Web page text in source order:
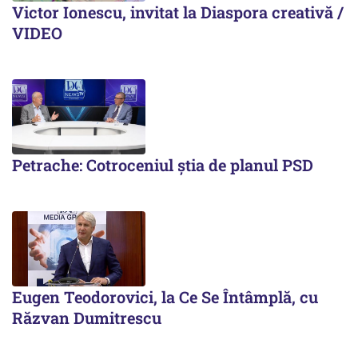
Victor Ionescu, invitat la Diaspora creativă /
VIDEO
Petrache: Cotroceniul știa de planul PSD
Eugen Teodorovici, la Ce Se Întâmplă, cu
Răzvan Dumitrescu